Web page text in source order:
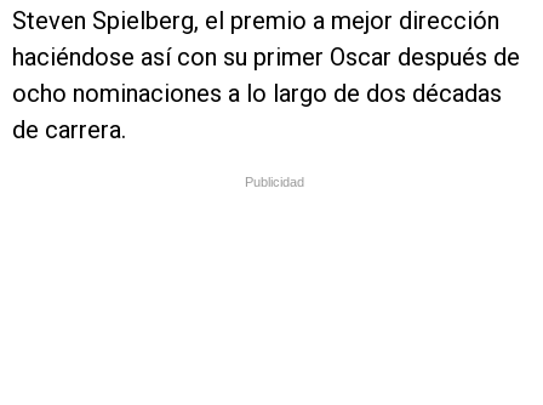
Steven Spielberg, el premio a mejor dirección
haciéndose así con su primer Oscar después de
ocho nominaciones a lo largo de dos décadas
de carrera.
Publicidad